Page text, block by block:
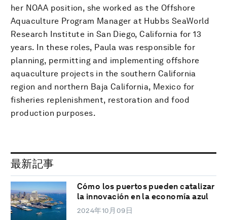
her NOAA position, she worked as the Offshore
Aquaculture Program Manager at Hubbs SeaWorld
Research Institute in San Diego, California for 13
years. In these roles, Paula was responsible for
planning, permitting and implementing offshore
aquaculture projects in the southern California
region and northern Baja California, Mexico for
fisheries replenishment, restoration and food
production purposes.
最新記事
Cómo los puertos pueden catalizar
la innovación en la economía azul
2024年10月09日